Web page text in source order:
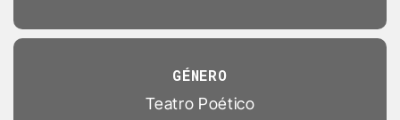
GÉNERO
Teatro Poético